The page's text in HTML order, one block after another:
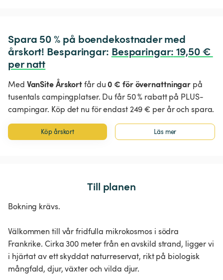
Spara 50 % på boendekostnader med
årskort! Besparingar: Besparingar: 19,50 €
per natt
Med VanSite Årskortfår du0 € för övernattningar på
tusentals campingplatser. Du får 50 % rabatt på PLUS-
campingar. Köp det nu för endast 249 € per år och spara.
Köp årskort Läs mer
Till planen
Bokning krävs.
Välkommen till vår fridfulla mikrokosmos i södra
Frankrike. Cirka 300 meter från en avskild strand, ligger vi
i hjärtat av ett skyddat naturreservat, rikt på biologisk
mångfald, djur, växter och vilda djur.